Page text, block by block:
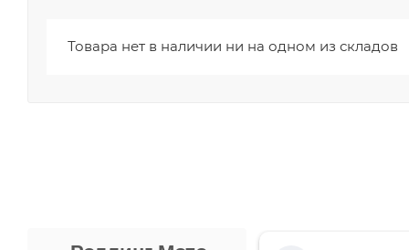
Товара нет в наличии ни на одном из складов